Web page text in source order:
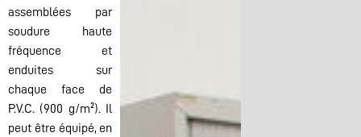
assemblées par
soudure haute
fréquence et
enduites sur
chaque face de
P.V.C. (900 g/m²). Il
peut être équipé, en